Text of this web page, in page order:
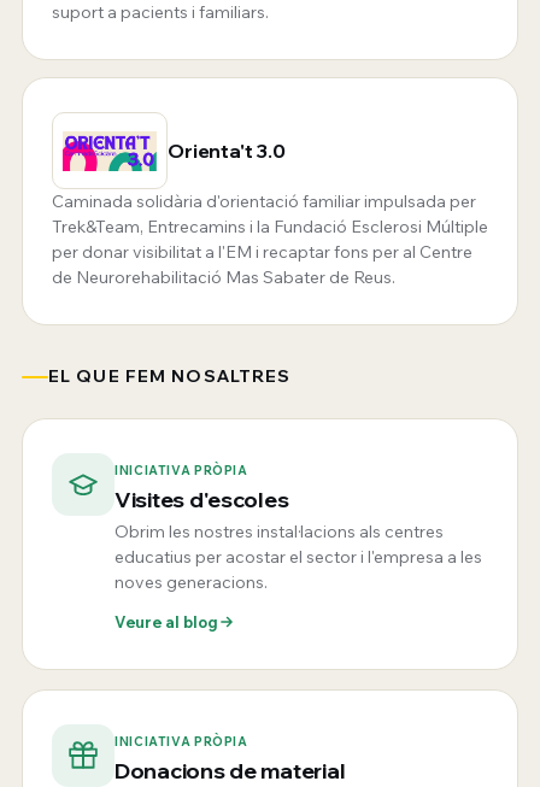
suport a pacients i familiars.
Orienta't 3.0
Caminada solidària d'orientació familiar impulsada per
Trek&Team, Entrecamins i la Fundació Esclerosi Múltiple
per donar visibilitat a l'EM i recaptar fons per al Centre
de Neurorehabilitació Mas Sabater de Reus.
EL QUE FEM NOSALTRES
INICIATIVA PRÒPIA
Visites d'escoles
Obrim les nostres instal·lacions als centres
educatius per acostar el sector i l'empresa a les
noves generacions.
Veure al blog
INICIATIVA PRÒPIA
Donacions de material